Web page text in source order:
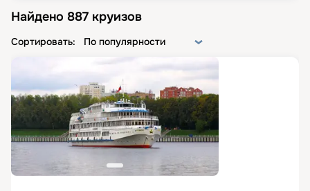
Найдено 887 круизов
Сортировать: По популярности